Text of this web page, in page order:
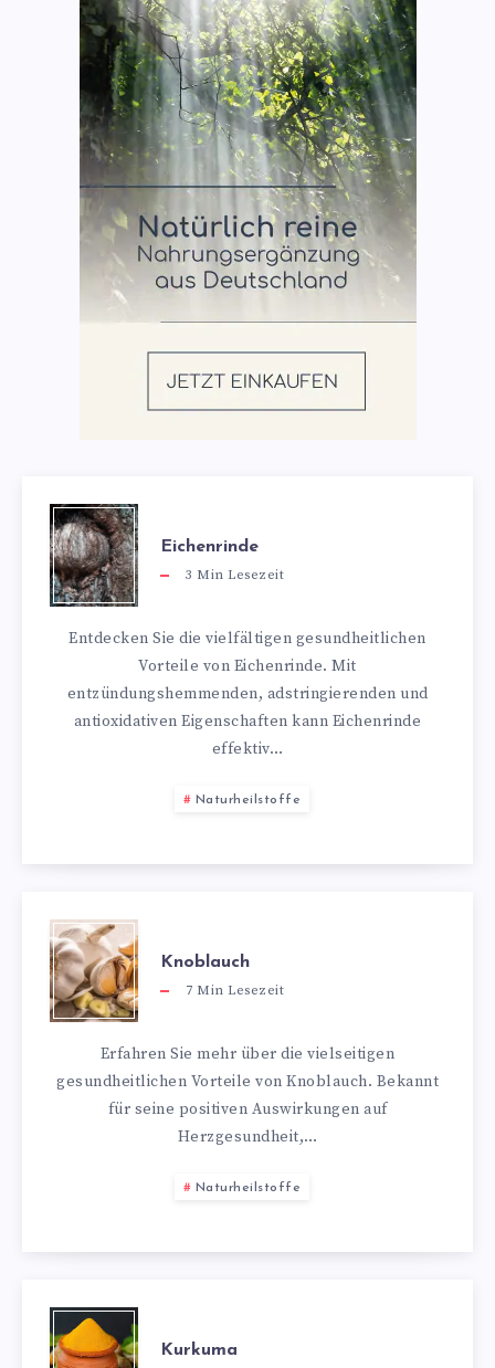
Eichenrinde
3 Min Lesezeit
Entdecken Sie die vielfältigen gesundheitlichen
Vorteile von Eichenrinde. Mit
entzündungshemmenden, adstringierenden und
antioxidativen Eigenschaften kann Eichenrinde
effektiv…
Naturheilstoffe
Knoblauch
7 Min Lesezeit
Erfahren Sie mehr über die vielseitigen
gesundheitlichen Vorteile von Knoblauch. Bekannt
für seine positiven Auswirkungen auf
Herzgesundheit,…
Naturheilstoffe
Kurkuma